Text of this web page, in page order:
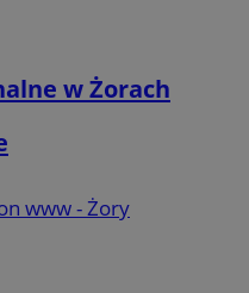
w Żorach
www - Żory